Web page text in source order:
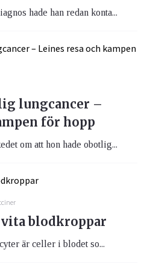
hade han redan konta...
lungcancer –
för hopp
om att hon hade obotlig...
blodkroppar
är celler i blodet so...